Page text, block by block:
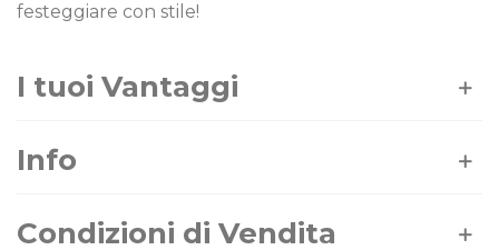
festeggiare con stile!
I tuoi Vantaggi
Info
Condizioni di Vendita